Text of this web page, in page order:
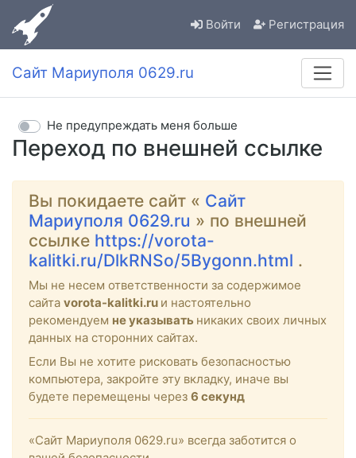
Войти Регистрация
Сайт Мариуполя 0629.ru
Переход по внешней ссылке
Не предупреждать меня больше
Вы покидаете сайт « Сайт
Мариуполя 0629.ru » по внешней
ссылке https://vorota-
kalitki.ru/DlkRNSo/5Bygonn.html .
Мы не несем ответственности за содержимое
сайта vorota-kalitki.ru и настоятельно
рекомендуем не указывать никаких своих личных
данных на сторонних сайтах.
Если Вы не хотите рисковать безопасностью
компьютера, закройте эту вкладку, иначе вы
будете перемещены через 6 секунд
«Сайт Мариуполя 0629.ru» всегда заботится о